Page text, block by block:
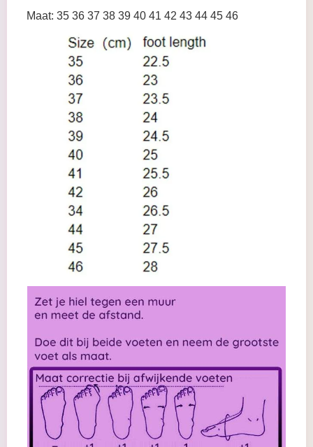
Maat: 35 36 37 38 39 40 41 42 43 44 45 46